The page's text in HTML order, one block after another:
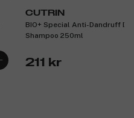
CUTRIN
BIO+ Special Anti-Dandruff
Shampoo 250ml
211 kr